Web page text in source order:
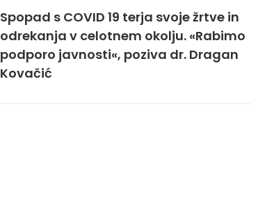
Spopad s COVID 19 terja svoje žrtve in
odrekanja v celotnem okolju. «Rabimo
podporo javnosti«, poziva dr. Dragan
Kovačić